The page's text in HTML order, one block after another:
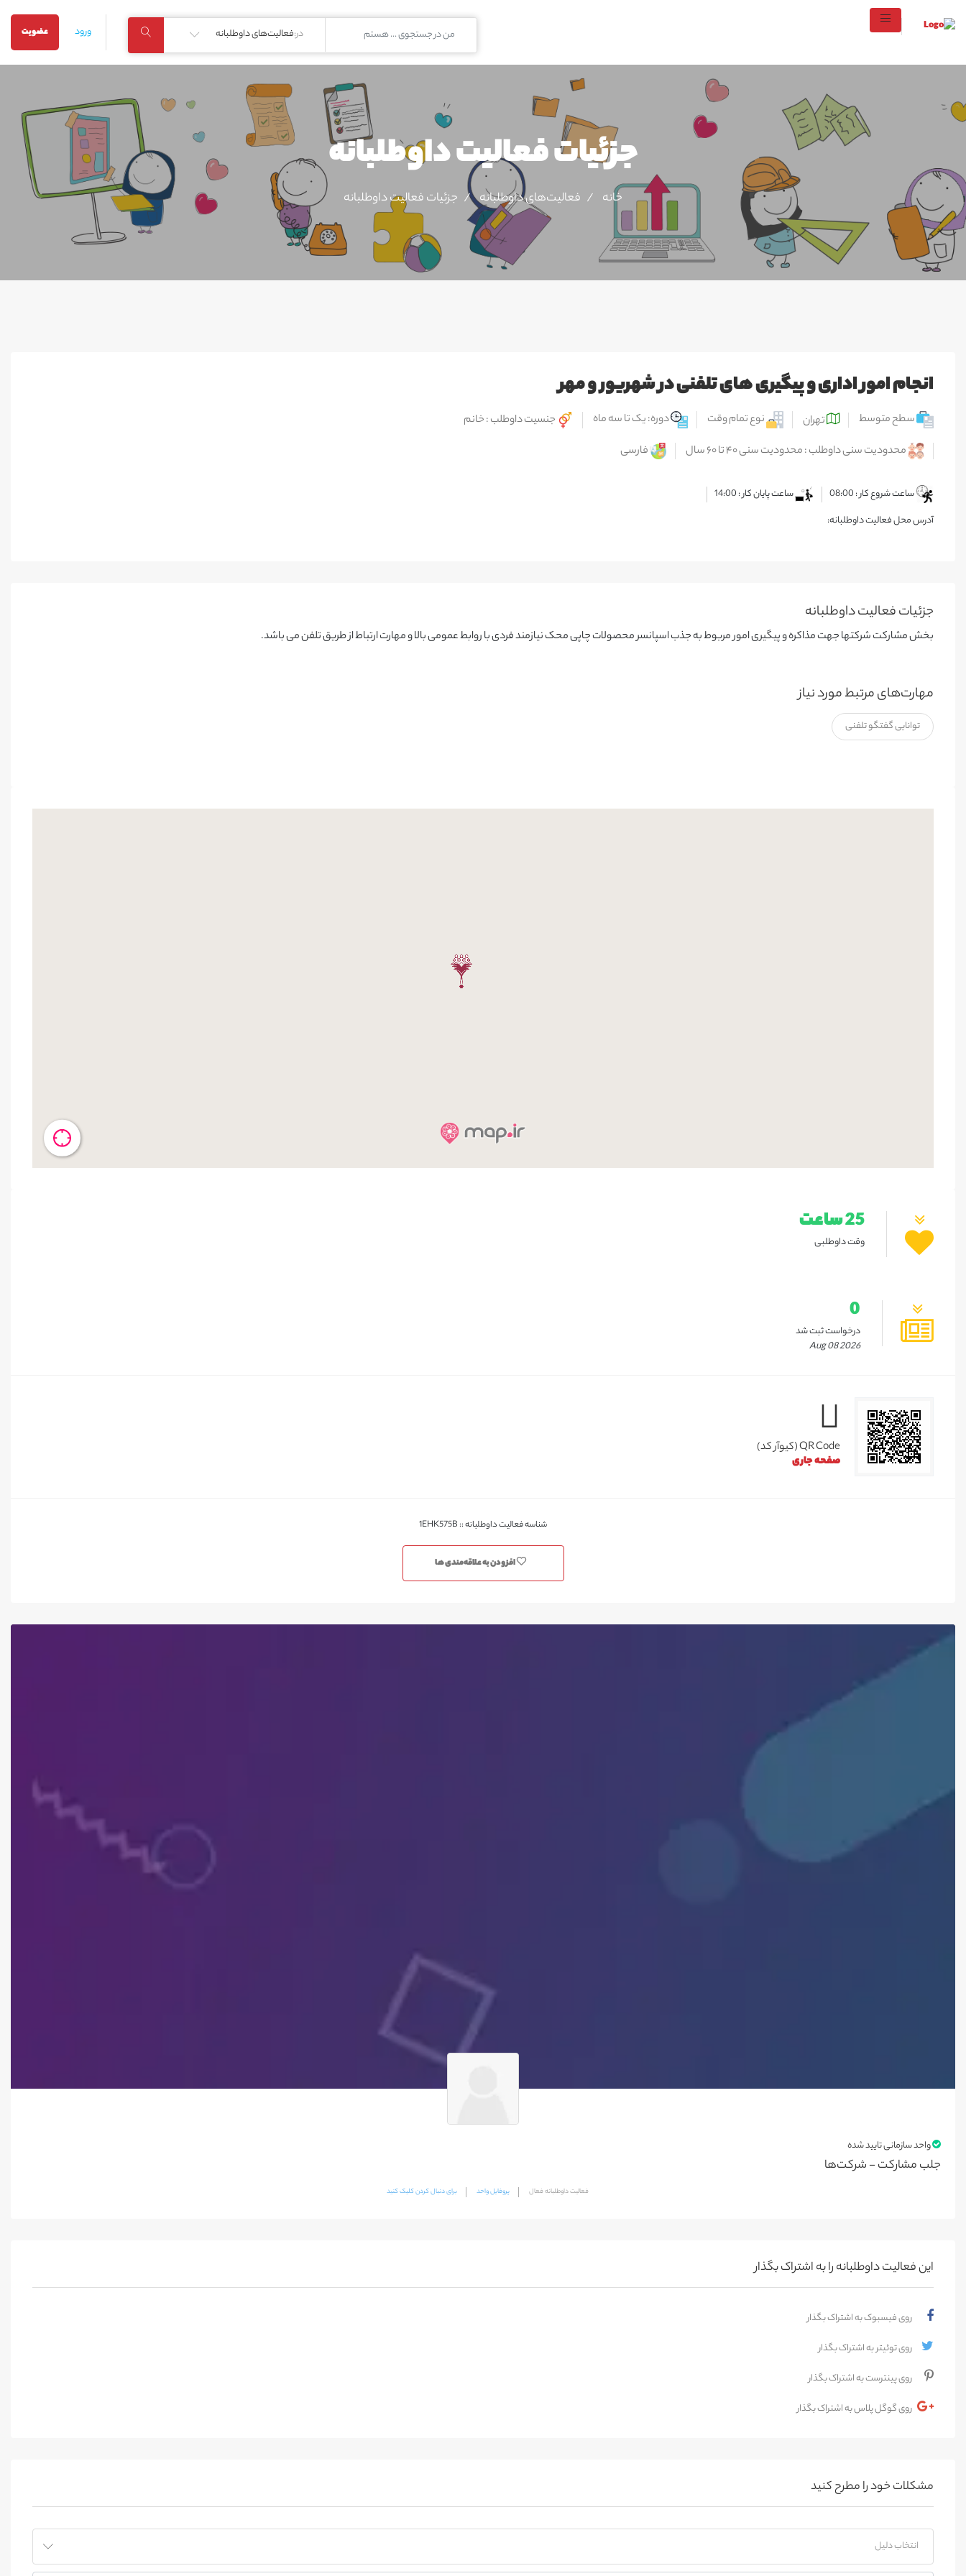
ورود عضویت در:فعالیت‌های داوطلبانه
جزئیات فعالیت‌ داوطلبانه
خانه فعالیت‌های داوطلبانه جزئیات فعالیت‌ داوطلبانه
انجام امور اداری و پیگیری های تلفنی در شهریور و مهر
سطح متوسط تهران نوع تمام وقت دوره: یک تا سه ماه
جنسیت داوطلب : خانم
محدودیت سنی داوطلب : محدودیت سنی ۴۰ تا ۶۰ سال
فارسی
ساعت شروع کار : 08:00
ساعت پایان کار : 14:00
آدرس محل فعالیت داوطلبانه:
جزئیات فعالیت‌ داوطلبانه
بخش مشارکت شرکتها جهت مذاکره و پیگیری امور مربوط به جذب اسپانسر محصولات چاپی محک نیازمند فردی با روابط عمومی بالا و مهارت ارتباط از طریق تلفن می باشد.
مهارت‌های مرتبط مورد نیاز
توانایی گفتگو تلفنی
25 ساعت
وقت داوطلبی
0
درخواست ثبت شد
Aug 08 2026
QR Code (کیوآر کد)
صفحه جاری
شناسه فعالیت داوطلبانه :: 1EHK575B
افزودن به علاقه‌مندی ها
واحد سازمانی تایید شده
جلب مشارکت - شرکت‌ها
فعالیت داوطلبانه فعال پروفایل واحد برای دنبال کردن کلیک کنید
این فعالیت‌ داوطلبانه را به اشتراک بگذار
روی فیسبوک به اشتراک بگذار
روی توئیتر به اشتراک بگذار
روی پینترست به اشتراک بگذار
روی گوگل پلاس به اشتراک بگذار
مشکلات خود را مطرح کنید